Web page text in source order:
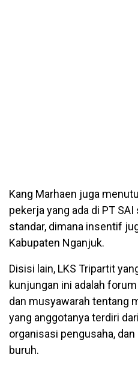
Kang Marhaen juga
pekerja yang ada di PT
standar, dimana insentif
Kabupaten Nganjuk.
Disisi lain, LKS Tripartit
kunjungan ini adalah
dan musyawarah tentang
yang anggotanya terdiri
organisasi pengusaha,
buruh.